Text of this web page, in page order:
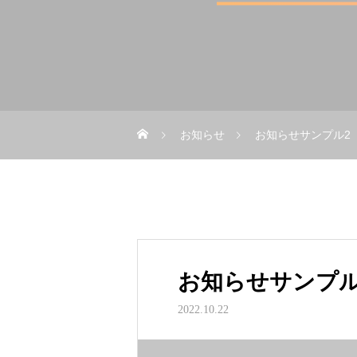
お知らせ お知らせサンプル2
お知らせサンプ
2022.10.22